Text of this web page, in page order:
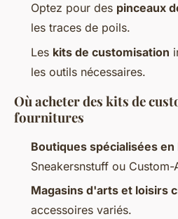
Optez pour des pinceaux
les traces de poils.
Les kits de customisation
les outils nécessaires.
Où acheter des kits de
fournitures
Boutiques spécialisées en
Sneakersnstuff ou
Magasins d'arts et loisirs
accessoires variés.